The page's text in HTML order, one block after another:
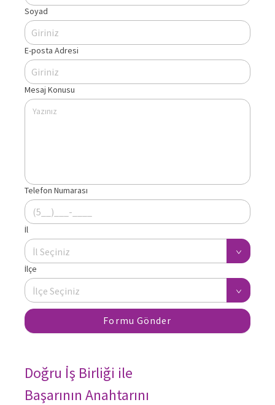
Soyad
E-posta Adresi
Mesaj Konusu
Telefon Numarası
İl
İl Seçiniz
İlçe
İlçe Seçiniz
Formu Gönder
Doğru İş Birliği ile
Başarının Anahtarını